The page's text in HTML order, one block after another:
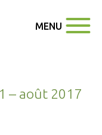
MENU
– août 2017